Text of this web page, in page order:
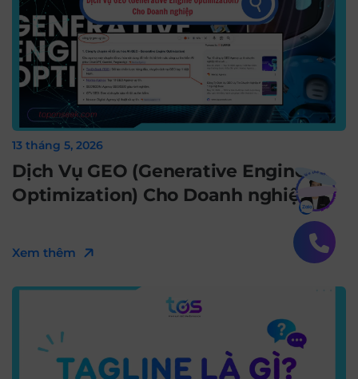
13 tháng 5, 2026
Dịch Vụ GEO (Generative Engine
Optimization) Cho Doanh nghiệp
Xem thêm
Bạn muốn hiểu thêm?Xem chi tiết